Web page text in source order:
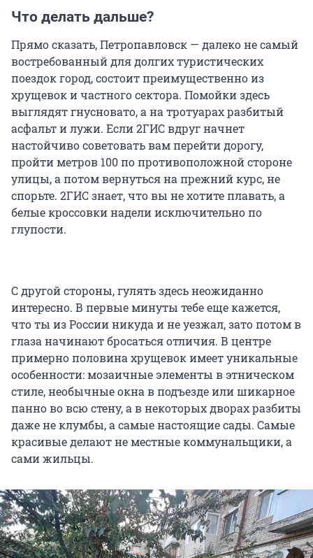
Что делать дальше?
Прямо сказать, Петропавловск — далеко не самый
востребованный для долгих туристических
поездок город, состоит преимущественно из
хрущевок и частного сектора. Помойки здесь
выглядят гнусновато, а на тротуарах разбитый
асфальт и лужи. Если 2ГИС вдруг начнет
настойчиво советовать вам перейти дорогу,
пройти метров 100 по противоположной стороне
улицы, а потом вернуться на прежний курс, не
спорьте. 2ГИС знает, что вы не хотите плавать, а
белые кроссовки надели исключительно по
глупости.
С другой стороны, гулять здесь неожиданно
интересно. В первые минуты тебе еще кажется,
что ты из России никуда и не уезжал, зато потом в
глаза начинают бросаться отличия. В центре
примерно половина хрущевок имеет уникальные
особенности: мозаичные элементы в этническом
стиле, необычные окна в подъезде или шикарное
панно во всю стену, а в некоторых дворах разбиты
даже не клумбы, а самые настоящие сады. Самые
красивые делают не местные коммунальщики, а
сами жильцы.